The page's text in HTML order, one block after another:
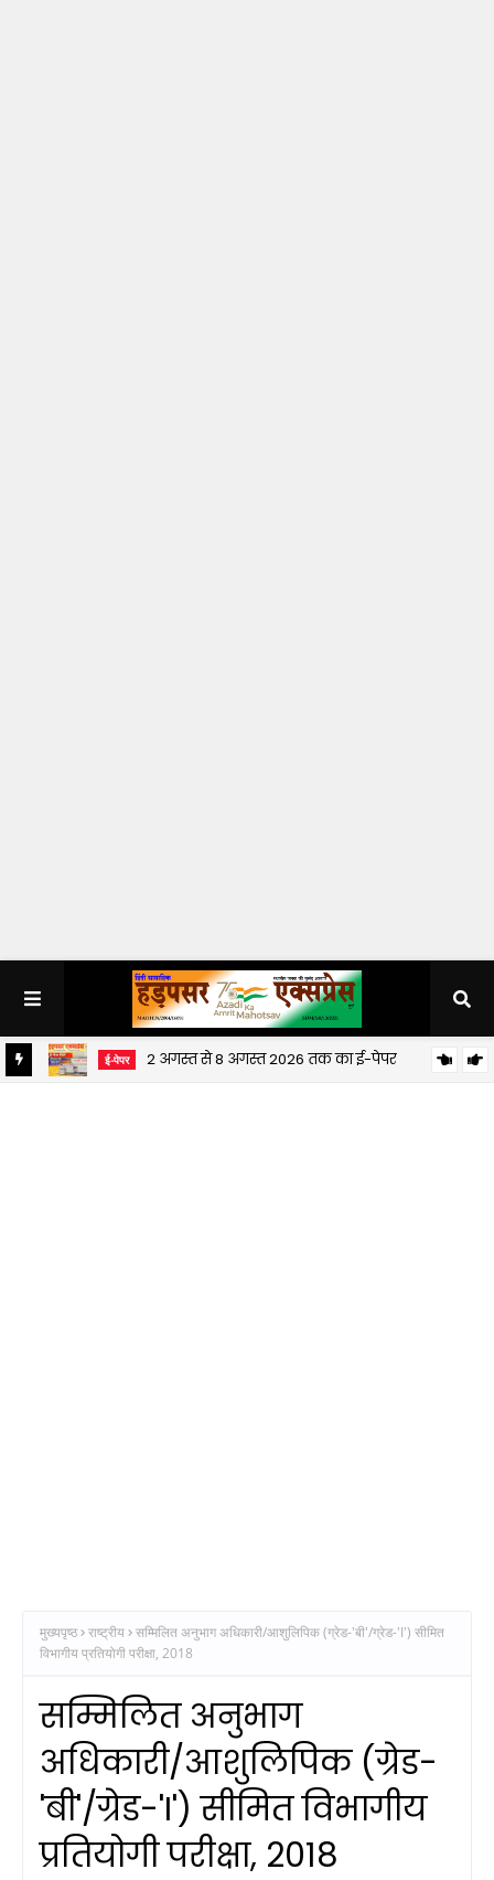
ई-पेपर 2 अगस्त से 8 अगस्त 2026 तक का ई-पेपर
मुख्यपृष्ठ राष्ट्रीय सम्मिलित अनुभाग अधिकारी/आशुलिपिक (ग्रेड-'बी'/ग्रेड-'I') सीमित
विभागीय प्रतियोगी परीक्षा, 2018
सम्मिलित अनुभाग
अधिकारी/आशुलिपिक (ग्रेड-
'बी'/ग्रेड-'I') सीमित विभागीय
प्रतियोगी परीक्षा, 2018